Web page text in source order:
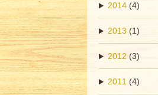
2014 (4)
2013 (1)
2012 (3)
2011 (4)